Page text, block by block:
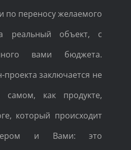
по переносу желаемого
реальный объект, с
вами бюджета.
заключается не
как продукте,
который происходит
и Вами: это